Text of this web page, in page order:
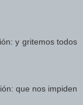
y gritemos todos
que nos impiden